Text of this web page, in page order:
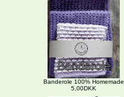
Banderole 100% Homemade
5,00DKK